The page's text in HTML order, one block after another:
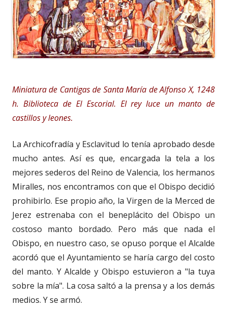
Miniatura de Cantigas de Santa María de Alfonso X, 1248
h. Biblioteca de El Escorial. El rey luce un manto de
castillos y leones.
La Archicofradía y Esclavitud lo tenía aprobado desde
mucho antes. Así es que, encargada la tela a los
mejores sederos del Reino de Valencia, los hermanos
Miralles, nos encontramos con que el Obispo decidió
prohibirlo. Ese propio año, la Virgen de la Merced de
Jerez estrenaba con el beneplácito del Obispo un
costoso manto bordado. Pero más que nada el
Obispo, en nuestro caso, se opuso porque el Alcalde
acordó que el Ayuntamiento se haría cargo del costo
del manto. Y Alcalde y Obispo estuvieron a "la tuya
sobre la mía". La cosa saltó a la prensa y a los demás
medios. Y se armó.